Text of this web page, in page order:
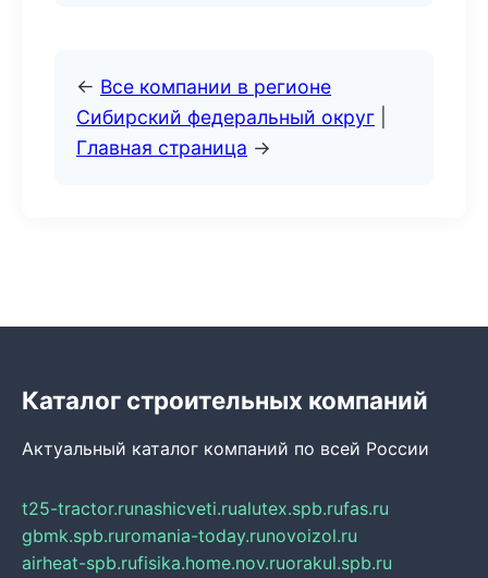
← Все компании в регионе
Сибирский федеральный округ
Главная страница →
Каталог строительных компаний
Актуальный каталог компаний по всей России
t25-tractor.runashicveti.rualutex.spb.rufas.ru
gbmk.spb.ruromania-today.runovoizol.ru
airheat-spb.rufisika.home.nov.ruorakul.spb.ru